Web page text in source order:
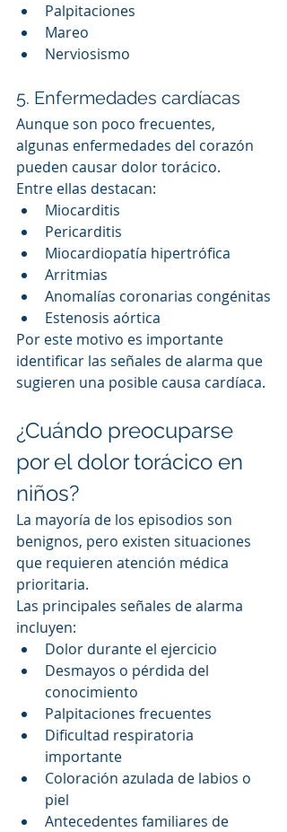
Palpitaciones
Mareo
Nerviosismo
5. Enfermedades cardíacas
Aunque son poco frecuentes,
algunas enfermedades del corazón
pueden causar dolor torácico.
Entre ellas destacan:
Miocarditis
Pericarditis
Miocardiopatía hipertrófica
Arritmias
Anomalías coronarias congénitas
Estenosis aórtica
Por este motivo es importante
identificar las señales de alarma que
sugieren una posible causa cardíaca.
¿Cuándo preocuparse
por el dolor torácico en
niños?
La mayoría de los episodios son
benignos, pero existen situaciones
que requieren atención médica
prioritaria.
Las principales señales de alarma
incluyen:
Dolor durante el ejercicio
Desmayos o pérdida del
conocimiento
Palpitaciones frecuentes
Dificultad respiratoria
importante
Coloración azulada de labios o
piel
Antecedentes familiares de